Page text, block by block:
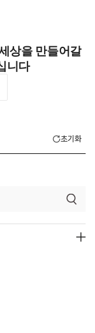
상을 만들어갈
니다
초기화